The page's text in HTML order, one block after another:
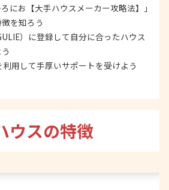
にお【大手ハウスメーカー攻略法】」
を知ろう
）に登録して自分に合ったハウス
利用して手厚いサポートを受けよう
ウスの特徴